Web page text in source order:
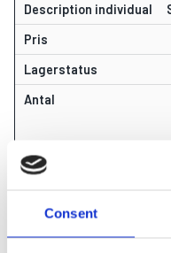
Consent
LÄGG